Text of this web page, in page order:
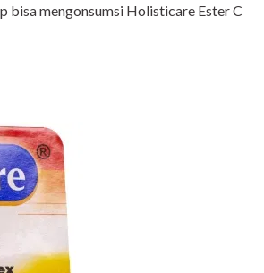
bisa mengonsumsi Holisticare Ester C